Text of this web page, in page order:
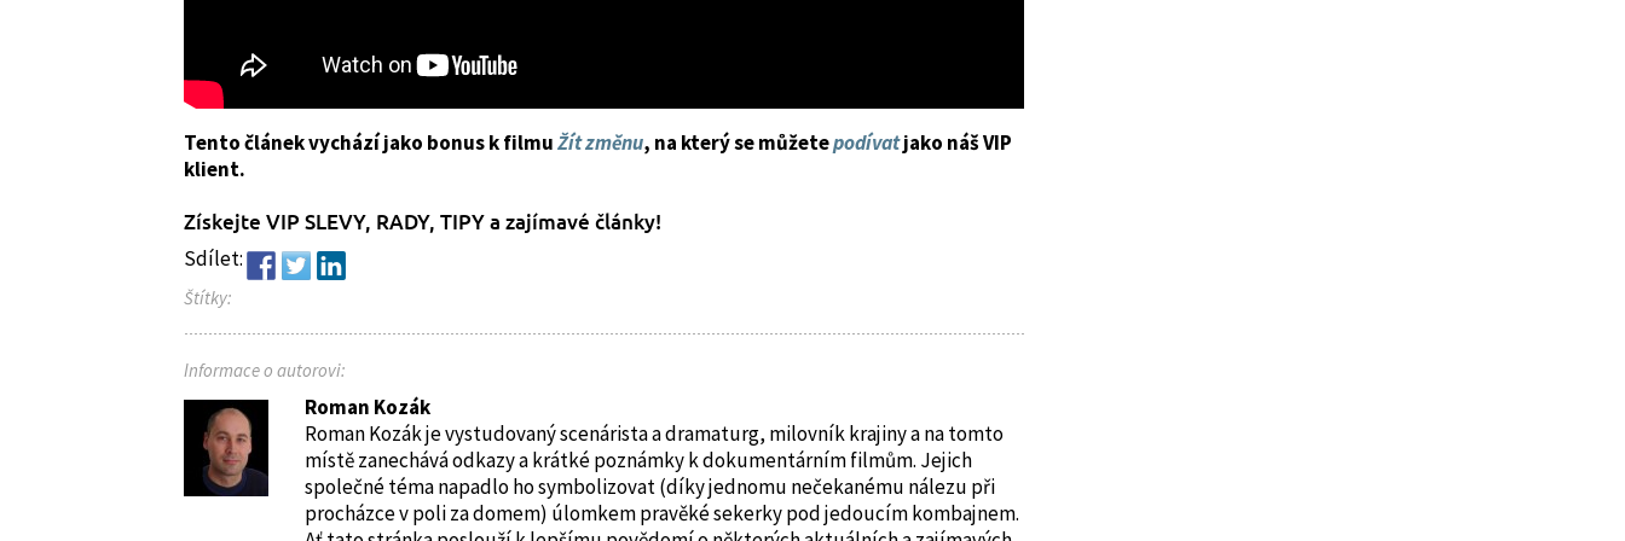
Tento článek vychází jako bonus k filmuŽít změnu, na který se můžetepodívatjako náš VIP
klient.
Získejte VIP SLEVY, RADY, TIPY a zajímavé články!
Sdílet:
Štítky:
Informace o autorovi:
Roman Kozák
Roman Kozák je vystudovaný scenárista a dramaturg, milovník krajiny a na tomto
místě zanechává odkazy a krátké poznámky k dokumentárním filmům. Jejich
společné téma napadlo ho symbolizovat (díky jednomu nečekanému nálezu při
procházce v poli za domem) úlomkem pravěké sekerky pod jedoucím kombajnem.